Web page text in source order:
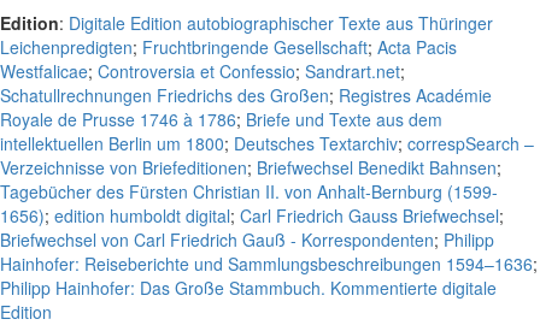
Edition: Digitale Edition autobiographischer Texte aus Thüringer
Leichenpredigten; Fruchtbringende Gesellschaft; Acta Pacis
Westfalicae; Controversia et Confessio; Sandrart.net;
Schatullrechnungen Friedrichs des Großen; Registres Académie
Royale de Prusse 1746 à 1786; Briefe und Texte aus dem
intellektuellen Berlin um 1800; Deutsches Textarchiv; correspSearch –
Verzeichnisse von Briefeditionen; Briefwechsel Benedikt Bahnsen;
Tagebücher des Fürsten Christian II. von Anhalt-Bernburg (1599-
1656); edition humboldt digital; Carl Friedrich Gauss Briefwechsel;
Briefwechsel von Carl Friedrich Gauß - Korrespondenten; Philipp
Hainhofer: Reiseberichte und Sammlungsbeschreibungen 1594–1636;
Philipp Hainhofer: Das Große Stammbuch. Kommentierte digitale
Edition